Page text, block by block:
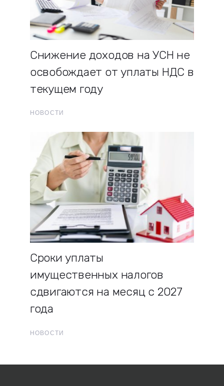
Снижение доходов на УСН не
освобождает от уплаты НДС в
текущем году
НОВОСТИ
Сроки уплаты
имущественных налогов
сдвигаются на месяц с 2027
года
НОВОСТИ